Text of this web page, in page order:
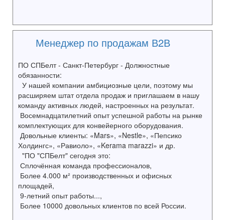
Менеджер по продажам В2В
ПО СПБелт - Санкт-Петербург - Должностные
обязанности:
У нашей компании амбициозные цели, поэтому мы
расширяем штат отдела продаж и приглашаем в нашу
команду активных людей, настроенных на результат.
Восемнадцатилетний опыт успешной работы на рынке
комплектующих для конвейерного оборудования.
Довольные клиенты: «Mars», «Nestle», «Пепсико
Холдингс», «Равиоло», «Kerama marazzi» и др.
"ПО "СПБелт" сегодня это:
Сплочённая команда профессионалов,
Более 4.000 м² производственных и офисных
площадей,
9-летний опыт работы...,
Более 10000 довольных клиентов по всей России.